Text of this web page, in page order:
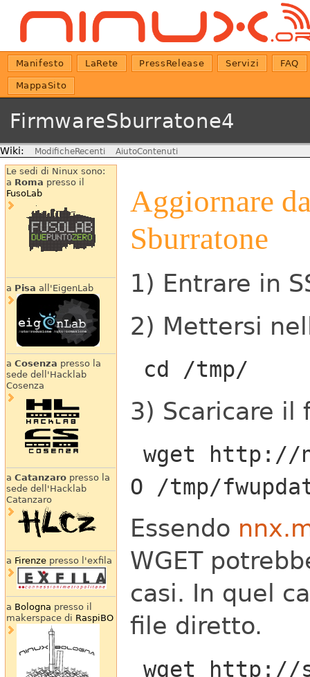
Manifesto LaRete PressRelease Servizi FAQ
MappaSito
FirmwareSburratone4
Wiki: ModificheRecenti AiutoContenuti
Le sedi di Ninux sono:
a Roma presso il
FusoLab
a Pisa all'EigenLab
a Cosenza presso la
sede dell'Hacklab
Cosenza
a Catanzaropresso la
sede dell'Hacklab
Catanzaro
a Firenzepresso l'exfila
a Bologna presso il
makerspace di RaspiBO
Aggiornare
Sburratone
1) Entrare in
2) Mettersi
cd /tmp/
3) Scaricare il
wget http://
O /tmp/
Essendo
WGET
casi. In quel
file diretto.
wget http://